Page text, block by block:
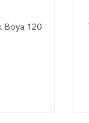
Boya 120